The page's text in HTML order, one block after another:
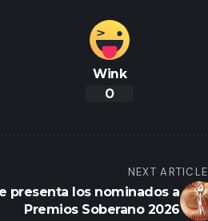
Wink
0
NEXT ARTICLE
presenta los nominados a
Premios Soberano 2026